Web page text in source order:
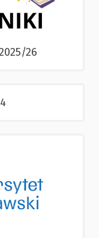
26